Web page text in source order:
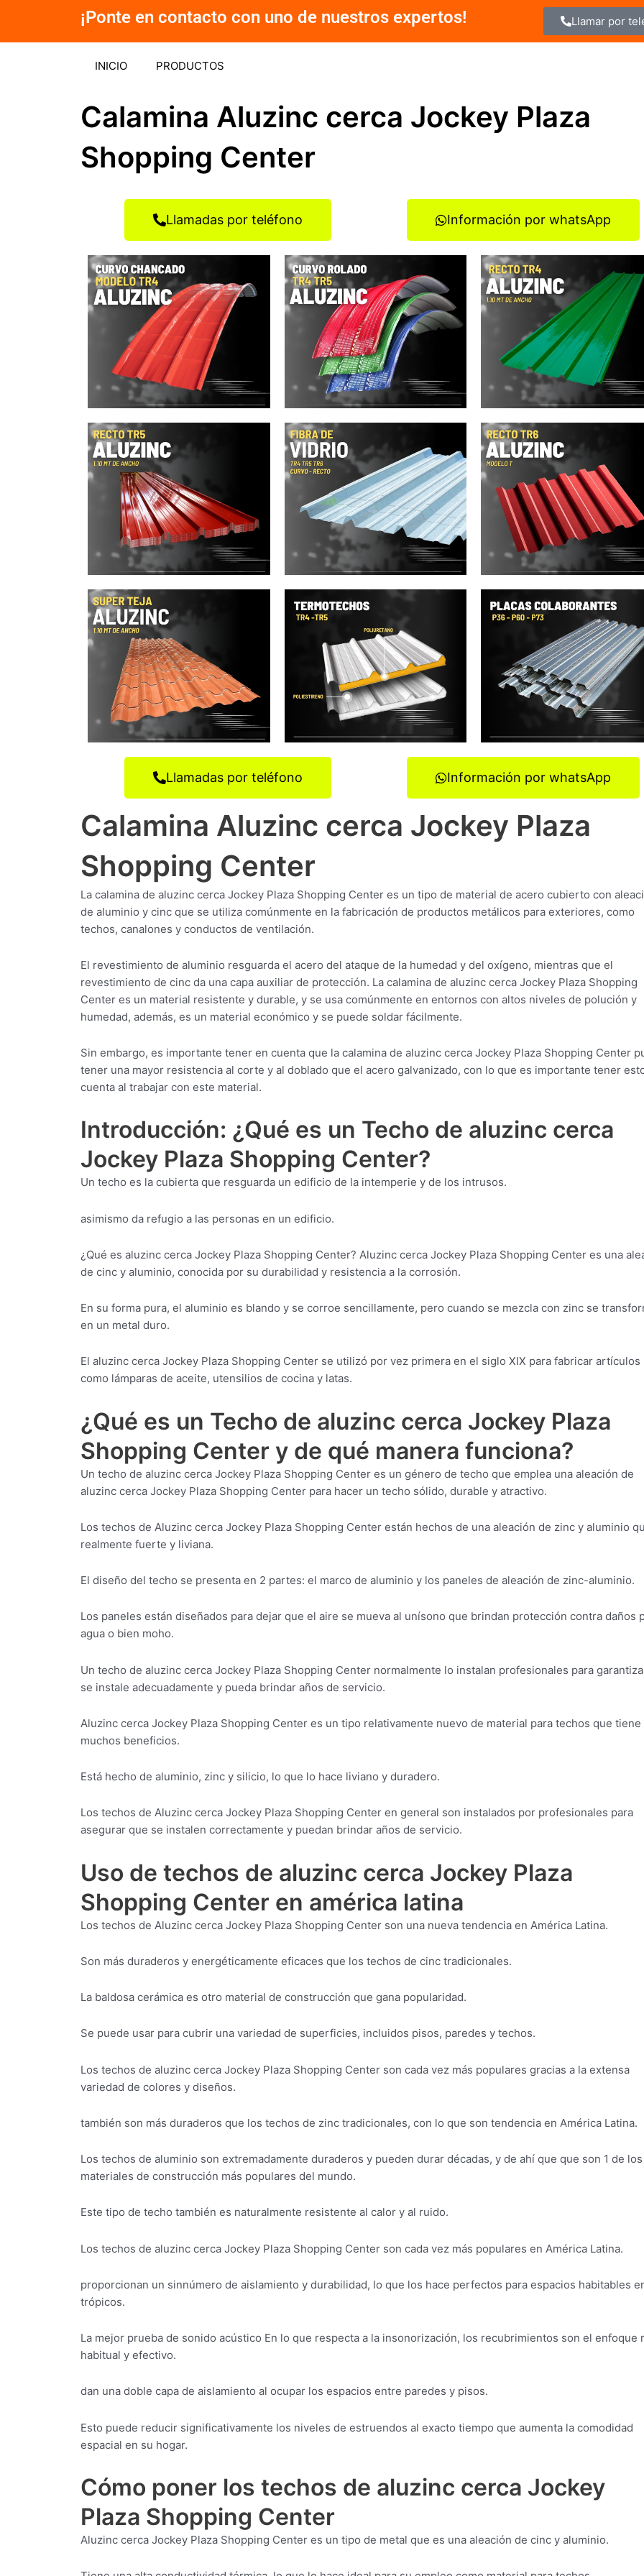
contenido
¡Ponte en contacto con uno de nuestros expertos! Llamar por
INICIO PRODUCTOS
Calamina Aluzinc cerca Jockey Plaza
Shopping Center
Llamadas por teléfono Información por whatsApp
Llamadas por teléfono Información por whatsApp
Calamina Aluzinc cerca Jockey Plaza
Shopping Center
La calamina de aluzinc cerca Jockey Plaza Shopping Center es un tipo de material de acero cubierto con
de aluminio y cinc que se utiliza comúnmente en la fabricación de productos metálicos para exteriores, como
techos, canalones y conductos de ventilación.
El revestimiento de aluminio resguarda el acero del ataque de la humedad y del oxígeno, mientras que el
revestimiento de cinc da una capa auxiliar de protección. La calamina de aluzinc cerca Jockey Plaza Shopping
Center es un material resistente y durable, y se usa comúnmente en entornos con altos niveles de polución y
humedad, además, es un material económico y se puede soldar fácilmente.
Sin embargo, es importante tener en cuenta que la calamina de aluzinc cerca Jockey Plaza Shopping Center
tener una mayor resistencia al corte y al doblado que el acero galvanizado, con lo que es importante tener
cuenta al trabajar con este material.
Introducción: ¿Qué es un Techo de aluzinc cerca
Jockey Plaza Shopping Center?
Un techo es la cubierta que resguarda un edificio de la intemperie y de los intrusos.
asimismo da refugio a las personas en un edificio.
¿Qué es aluzinc cerca Jockey Plaza Shopping Center? Aluzinc cerca Jockey Plaza Shopping Center es una
de cinc y aluminio, conocida por su durabilidad y resistencia a la corrosión.
En su forma pura, el aluminio es blando y se corroe sencillamente, pero cuando se mezcla con zinc se
en un metal duro.
El aluzinc cerca Jockey Plaza Shopping Center se utilizó por vez primera en el siglo XIX para fabricar artículos
como lámparas de aceite, utensilios de cocina y latas.
¿Qué es un Techo de aluzinc cerca Jockey Plaza
Shopping Center y de qué manera funciona?
Un techo de aluzinc cerca Jockey Plaza Shopping Center es un género de techo que emplea una aleación de
aluzinc cerca Jockey Plaza Shopping Center para hacer un techo sólido, durable y atractivo.
Los techos de Aluzinc cerca Jockey Plaza Shopping Center están hechos de una aleación de zinc y aluminio
realmente fuerte y liviana.
El diseño del techo se presenta en 2 partes: el marco de aluminio y los paneles de aleación de zinc-aluminio.
Los paneles están diseñados para dejar que el aire se mueva al unísono que brindan protección contra daños
agua o bien moho.
Un techo de aluzinc cerca Jockey Plaza Shopping Center normalmente lo instalan profesionales para
se instale adecuadamente y pueda brindar años de servicio.
Aluzinc cerca Jockey Plaza Shopping Center es un tipo relativamente nuevo de material para techos que tiene
muchos beneficios.
Está hecho de aluminio, zinc y silicio, lo que lo hace liviano y duradero.
Los techos de Aluzinc cerca Jockey Plaza Shopping Center en general son instalados por profesionales para
asegurar que se instalen correctamente y puedan brindar años de servicio.
Uso de techos de aluzinc cerca Jockey Plaza
Shopping Center en américa latina
Los techos de Aluzinc cerca Jockey Plaza Shopping Center son una nueva tendencia en América Latina.
Son más duraderos y energéticamente eficaces que los techos de cinc tradicionales.
La baldosa cerámica es otro material de construcción que gana popularidad.
Se puede usar para cubrir una variedad de superficies, incluidos pisos, paredes y techos.
Los techos de aluzinc cerca Jockey Plaza Shopping Center son cada vez más populares gracias a la extensa
variedad de colores y diseños.
también son más duraderos que los techos de zinc tradicionales, con lo que son tendencia en América Latina.
Los techos de aluminio son extremadamente duraderos y pueden durar décadas, y de ahí que que son 1 de los
materiales de construcción más populares del mundo.
Este tipo de techo también es naturalmente resistente al calor y al ruido.
Los techos de aluzinc cerca Jockey Plaza Shopping Center son cada vez más populares en América Latina.
proporcionan un sinnúmero de aislamiento y durabilidad, lo que los hace perfectos para espacios habitables
trópicos.
La mejor prueba de sonido acústico En lo que respecta a la insonorización, los recubrimientos son el enfoque
habitual y efectivo.
dan una doble capa de aislamiento al ocupar los espacios entre paredes y pisos.
Esto puede reducir significativamente los niveles de estruendos al exacto tiempo que aumenta la comodidad
espacial en su hogar.
Cómo poner los techos de aluzinc cerca Jockey
Plaza Shopping Center
Aluzinc cerca Jockey Plaza Shopping Center es un tipo de metal que es una aleación de cinc y aluminio.